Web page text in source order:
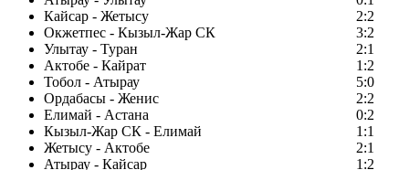
Кайсар - Жетысу
2:2
Окжетпес - Кызыл-Жар СК
3:2
Улытау - Туран
2:1
Актобе - Кайрат
1:2
Тобол - Атырау
5:0
Ордабасы - Женис
2:2
Елимай - Астана
0:2
Кызыл-Жар СК - Елимай
1:1
Жетысу - Актобе
2:1
Атырау - Кайсар
1:2